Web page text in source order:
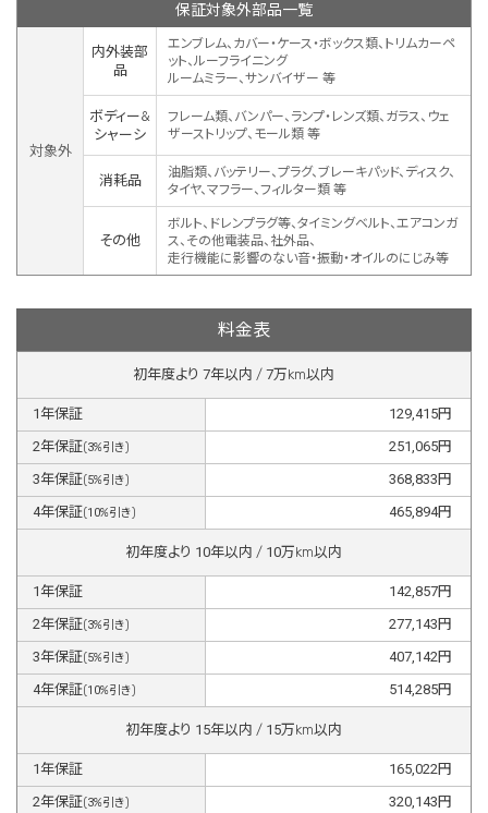
保証対象外部品一覧
対象外
内外装部
品
エンブレム、カバー・ケース・ボックス類、トリムカーペ
ット、ルーフライニング
ルームミラー、サンバイザー 等
ボディー&
シャーシ
フレーム類、バンパー、ランプ・レンズ類、ガラス、ウェ
ザーストリップ、モール類 等
消耗品
油脂類、バッテリー、プラグ、ブレーキパッド、ディスク、
タイヤ、マフラー、フィルター類 等
その他
ボルト、ドレンプラグ等、タイミングベルト、エアコンガ
ス、その他電装品、社外品、
走行機能に影響のない音・振動・オイルのにじみ等
料金表
初年度より 7年以内 / 7万km以内
1年保証 129,415円
2年保証(3%引き) 251,065円
3年保証(5%引き) 368,833 円
4年保証(10%引き) 465,894円
初年度より 10年以内 / 10万km以内
1年保証 142,857円
2年保証(3%引き) 277,143 円
3年保証(5%引き) 407,142円
4年保証(10%引き) 514,285円
初年度より 15年以内 / 15万km以内
1年保証 165,022円
2年保証(3%引き) 320,143 円